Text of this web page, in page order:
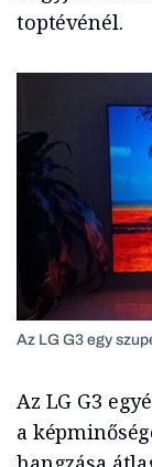
toptévénél.
Az LG G3 egy
Az LG G3
a